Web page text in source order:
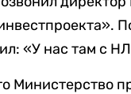
«У нас там с
Министерство